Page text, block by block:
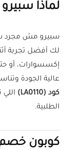
لماذا
سبيرو مش مجرد
لك أفضل تجربة
إكسسوارات، أو
عالية الجودة
كود (LA0110)
الطلبية.
كوبون